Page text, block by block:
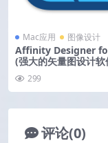
Mac应用 图像设计
Affinity Designer
(强大的矢量图设计
5 中文版
299
评论(0)